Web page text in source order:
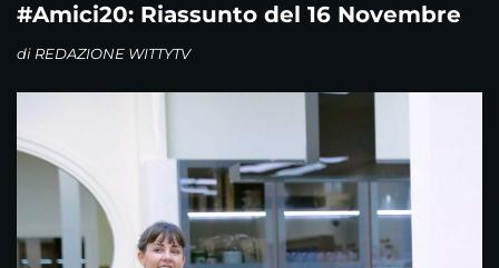
#Amici20: Riassunto del 16 Novembre
di REDAZIONE WITTYTV